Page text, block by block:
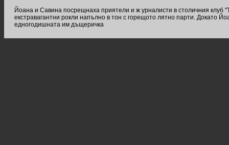
Йоана и Савина посрещнаха приятели и ж урналисти в столичния клуб
екстравагантни рокли напълно в тон с горещото лятно парти. Докато
едногодишната им дъщеричка